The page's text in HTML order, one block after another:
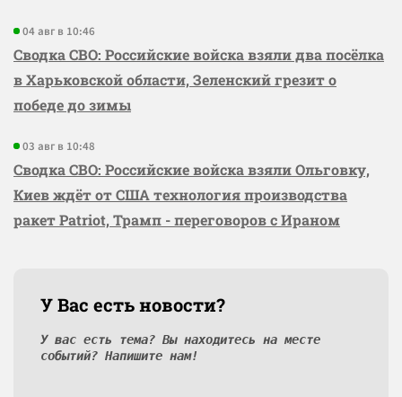
04 авг в 10:46
Сводка СВО: Российские войска взяли два посёлка
в Харьковской области, Зеленский грезит о
победе до зимы
03 авг в 10:48
Сводка СВО: Российские войска взяли Ольговку,
Киев ждёт от США технология производства
ракет Patriot, Трамп - переговоров с Ираном
У Вас есть новости?
У вас есть тема? Вы находитесь на месте
событий? Напишите нам!